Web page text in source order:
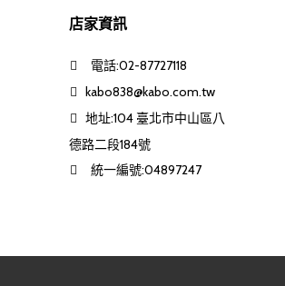
店家資訊
電話:02-87727118
kabo838@kabo.com.tw
地址:104 臺北市中山區八
德路二段184號
統一編號:04897247